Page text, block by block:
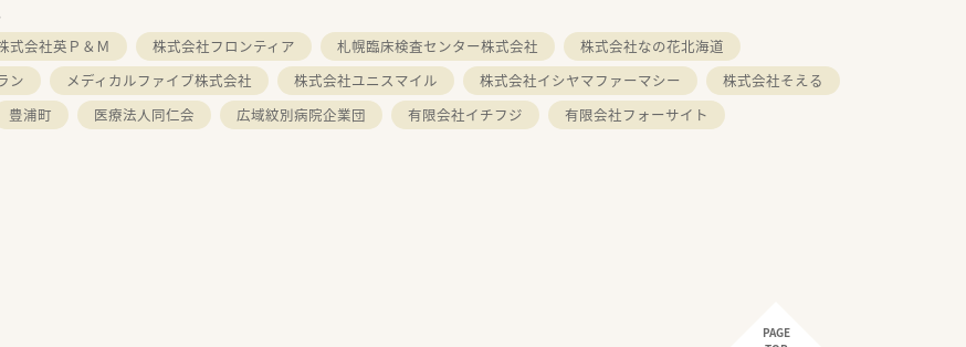
式会社英Ｐ＆Ｍ 株式会社フロンティア 札幌臨床検査センター株式会社
株式会社なの花北海道
ン メディカルファイブ株式会社 株式会社ユニスマイル 株式会社イシヤマファーマシー
株式会社そえる
豊浦町 医療法人同仁会 広域紋別病院企業団 有限会社イチフジ
有限会社フォーサイト
PAGE